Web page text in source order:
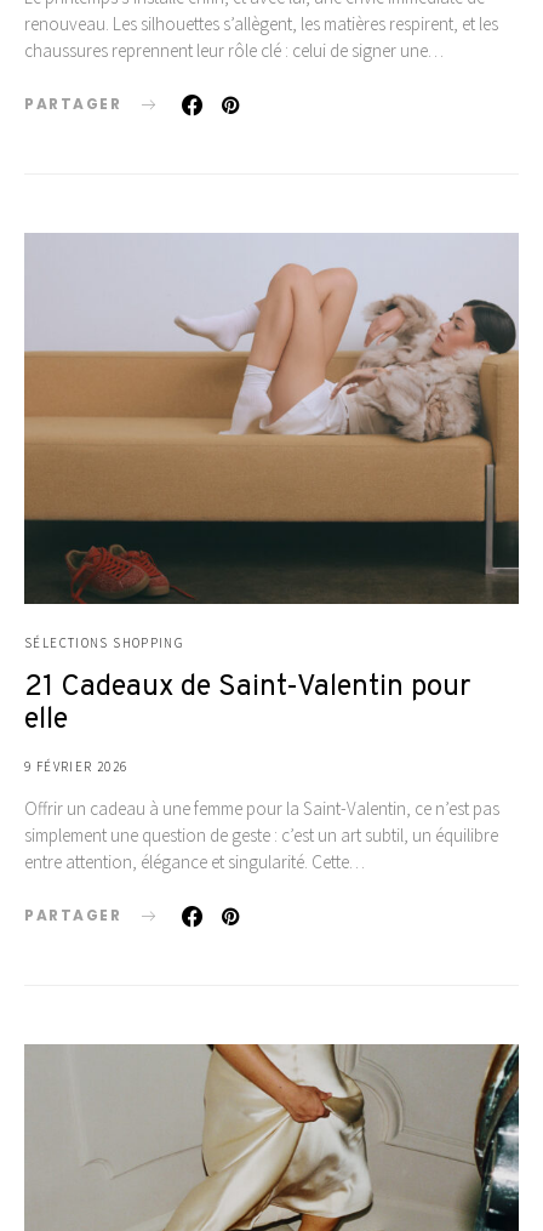
renouveau. Les silhouettes s’allègent, les matières respirent, et les
chaussures reprennent leur rôle clé : celui de signer une…
PARTAGER
SÉLECTIONS SHOPPING
21 Cadeaux de Saint-Valentin pour
elle
9 FÉVRIER 2026
Offrir un cadeau à une femme pour la Saint-Valentin, ce n’est pas
simplement une question de geste : c’est un art subtil, un équilibre
entre attention, élégance et singularité. Cette…
PARTAGER